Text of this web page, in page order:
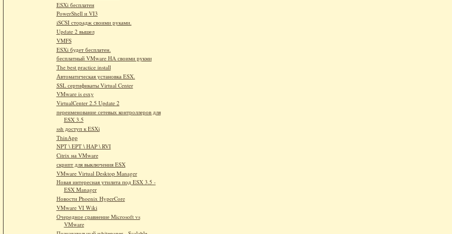
ESXi бесплатен
PowerShell и VI3
iSCSI сторадж своими руками.
Update 2 вышел
VMFS
ESXi будет бесплатен.
бесплатный VMware HA своими рукми
The best practice install
Автоматическая установка ESX.
SSL сертификаты Virtual Center
VMware is esxy
VirtualCenter 2.5 Update 2
переименование сетевых контроллеров для
ESX 3.5
ssh доступ к ESXi
ThinApp
NPT \ EPT \ HAP \ RVI
Citrix на VMware
скрипт для выключения ESX
VMware Virtual Desktop Manager
Новая интересная утилита под ESX 3.5 -
ESX Manager
Новости Phoenix HyperCore
VMware VI Wiki
Очередное сравнение Microsoft vs
VMware